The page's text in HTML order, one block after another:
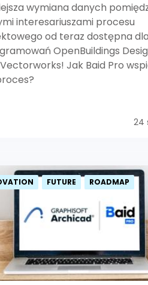
wymiana danych
interesariuszami procesu
od teraz dostępna dla
OpenBuildings
Jak Baid Pro
24
FUTURE ROADMAP